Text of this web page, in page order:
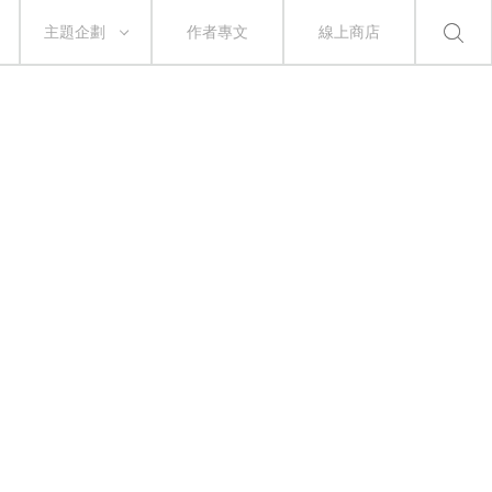
主題企劃 作者專文 線上商店